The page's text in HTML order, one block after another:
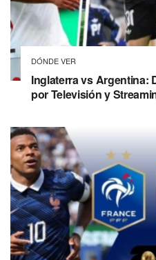
DÓNDE VER
Inglaterra vs Argentina:
por Televisión y